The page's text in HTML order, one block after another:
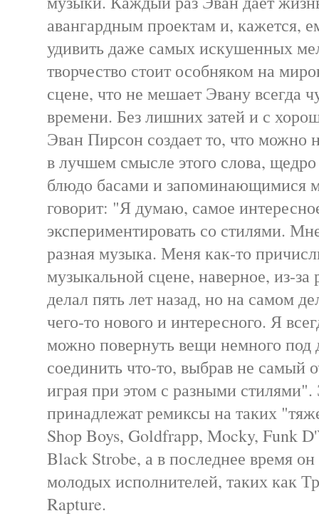
авангардным проектам и, кажется,
удивить даже самых искушенных
творчество стоит особняком на
сцене, что не мешает Эвану всегда
времени. Без лишних затей и с
Эван Пирсон создает то, что можно
в лучшем смысле этого слова, щедро
блюдо басами и запоминающимися
говорит: "Я думаю, самое
экспериментировать со стилями.
разная музыка. Меня как-то
музыкальной сцене, наверное, из-за
делал пять лет назад, но на самом
чего-то нового и интересного. Я
можно повернуть вещи немного под
соединить что-то, выбрав не самый
играя при этом с разными
принадлежат ремиксы на таких
Shop Boys, Goldfrapp, Mocky, Funk
Black Strobe, а в последнее время он
молодых исполнителей, таких как
Rapture.